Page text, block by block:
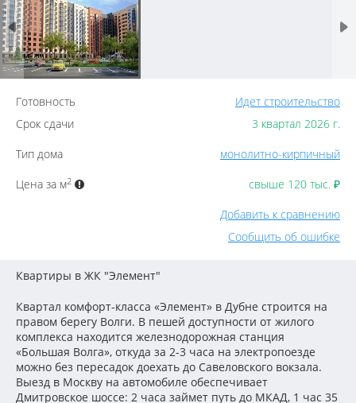
Готовность
Идет строительство
Срок сдачи
3 квартал 2026 г.
Тип дома
монолитно-кирпичный
Цена за м2 свыше 120 тыс. ₽
Добавить к сравнению
Сообщить об ошибке
Квартиры в ЖК "Элемент"
Квартал комфорт-класса «Элемент» в Дубне строится на
правом берегу Волги. В пешей доступности от жилого
комплекса находится железнодорожная станция
«Большая Волга», откуда за 2-3 часа на электропоезде
можно без пересадок доехать до Савеловского вокзала.
Выезд в Москву на автомобиле обеспечивает
Дмитровское шоссе: 2 часа займет путь до МКАД, 1 час 35